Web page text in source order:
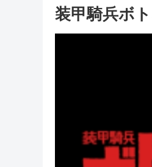
装甲騎兵ボ